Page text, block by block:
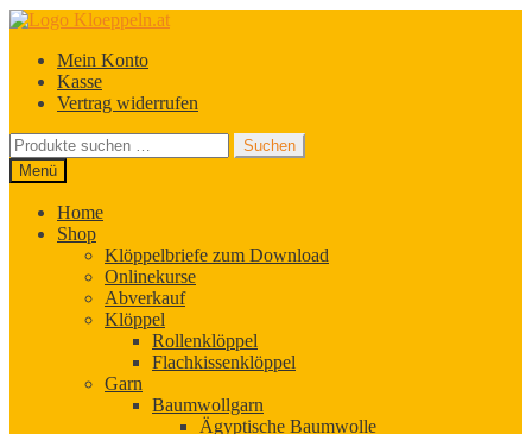
Zur
springen
Zum
springenMein Konto
Kasse
Vertrag widerrufen
Suchen
nach:
Suchen
Menü
Home
Shop
Klöppelbriefe zum Download
Onlinekurse
Abverkauf
Klöppel
Rollenklöppel
Flachkissenklöppel
Garn
Baumwollgarn
Ägyptische Baumwolle